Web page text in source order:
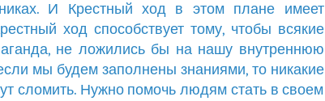
И Крестный ход в этом плане имеет
ход способствует тому, чтобы всякие
не ложились бы на нашу внутреннюю
мы будем заполнены знаниями, то никакие
сломить. Нужно помочь людям стать в своем